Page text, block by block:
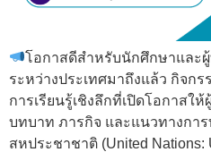
โอกาสดีสำหรับนักศึกษาและ
ระหว่างประเทศมาถึงแล้ว กิจกร
การเรียนรู้เชิงลึกที่เปิดโอกาสใ
บทบาท ภารกิจ และแนวทางกา
สหประชาชาติ (United Nations: